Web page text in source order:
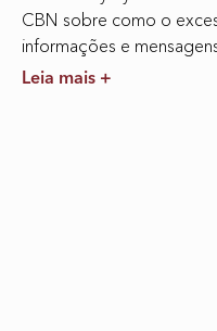
CBN sobre como o
informações e
Leia mais +